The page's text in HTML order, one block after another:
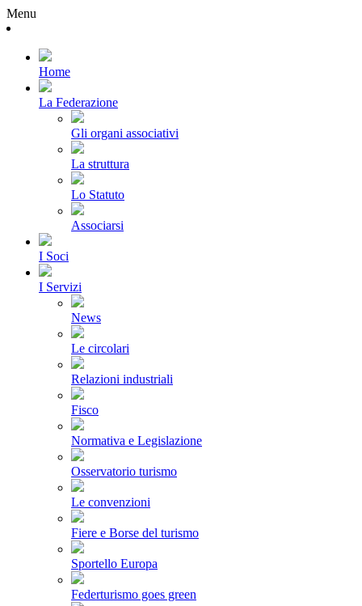
Menu
Home
La Federazione
Gli organi associativi
La struttura
Lo Statuto
Associarsi
I Soci
I Servizi
News
Le circolari
Relazioni industriali
Fisco
Normativa e Legislazione
Osservatorio turismo
Le convenzioni
Fiere e Borse del turismo
Sportello Europa
Federturismo goes green